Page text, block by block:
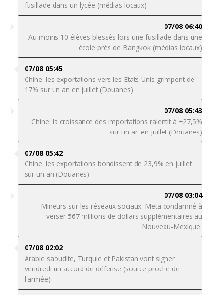
fusillade dans un lycée (médias locaux)
07/08 06:40
Au moins 10 élèves blessés lors une fusillade dans une
école près de Bangkok (médias locaux)
07/08 05:45
Chine: les exportations vers les Etats-Unis grimpent de
17% sur un an en juillet (Douanes)
07/08 05:43
Chine: la croissance des importations ralentit à +27,5%
sur un an en juillet (Douanes)
07/08 05:42
Chine: les exportations bondissent de 23,9% en juillet
sur un an (Douanes)
07/08 03:04
Mineurs sur les réseaux sociaux: Meta condamné à
verser 567 millions de dollars supplémentaires au
Nouveau-Mexique
07/08 02:02
Arabie saoudite, Turquie et Pakistan vont signer
vendredi un accord de défense (source proche de
l'armée)